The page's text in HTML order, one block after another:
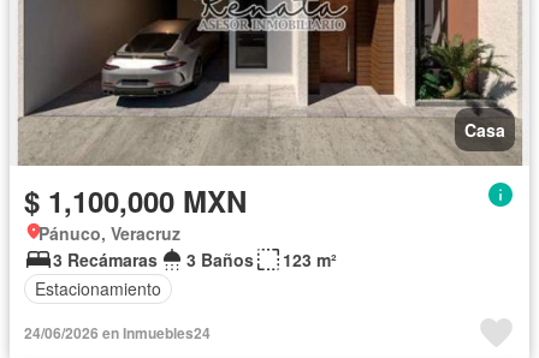
Casa
$ 1,100,000 MXN
Pánuco, Veracruz
3 Recámaras
3 Baños
123 m²
Estacionamiento
24/06/2026 en Inmuebles24